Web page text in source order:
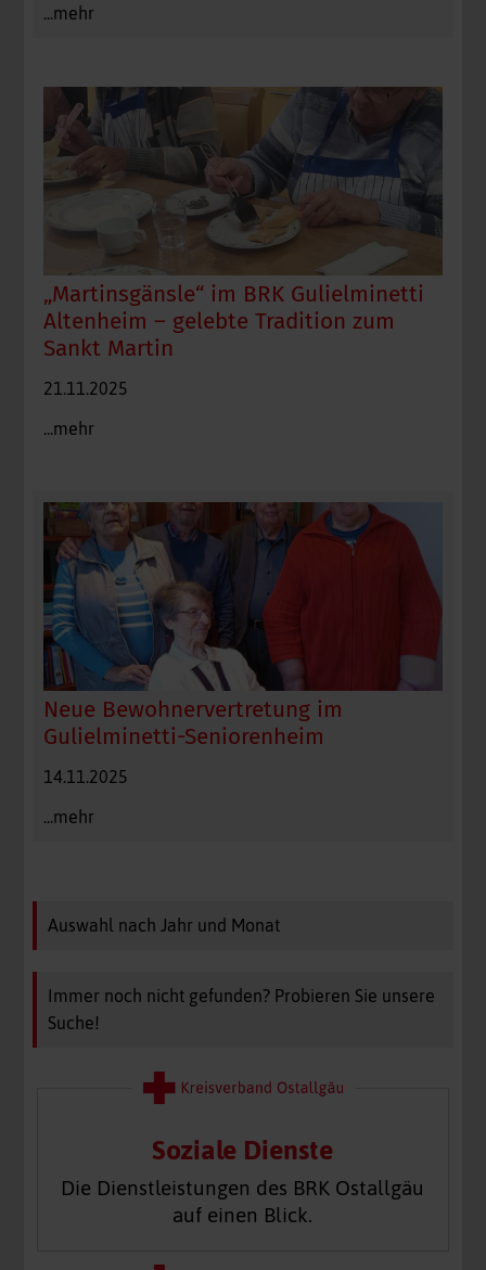
...mehr
„Martinsgänsle“ im BRK Gulielminetti
Altenheim – gelebte Tradition zum
Sankt Martin
21.11.2025
...mehr
Neue Bewohnervertretung im
Gulielminetti-Seniorenheim
14.11.2025
...mehr
Auswahl nach Jahr und Monat
Immer noch nicht gefunden? Probieren Sie unsere
Suche!
Soziale Dienste
Die Dienstleistungen des BRK Ostallgäu
auf einen Blick.